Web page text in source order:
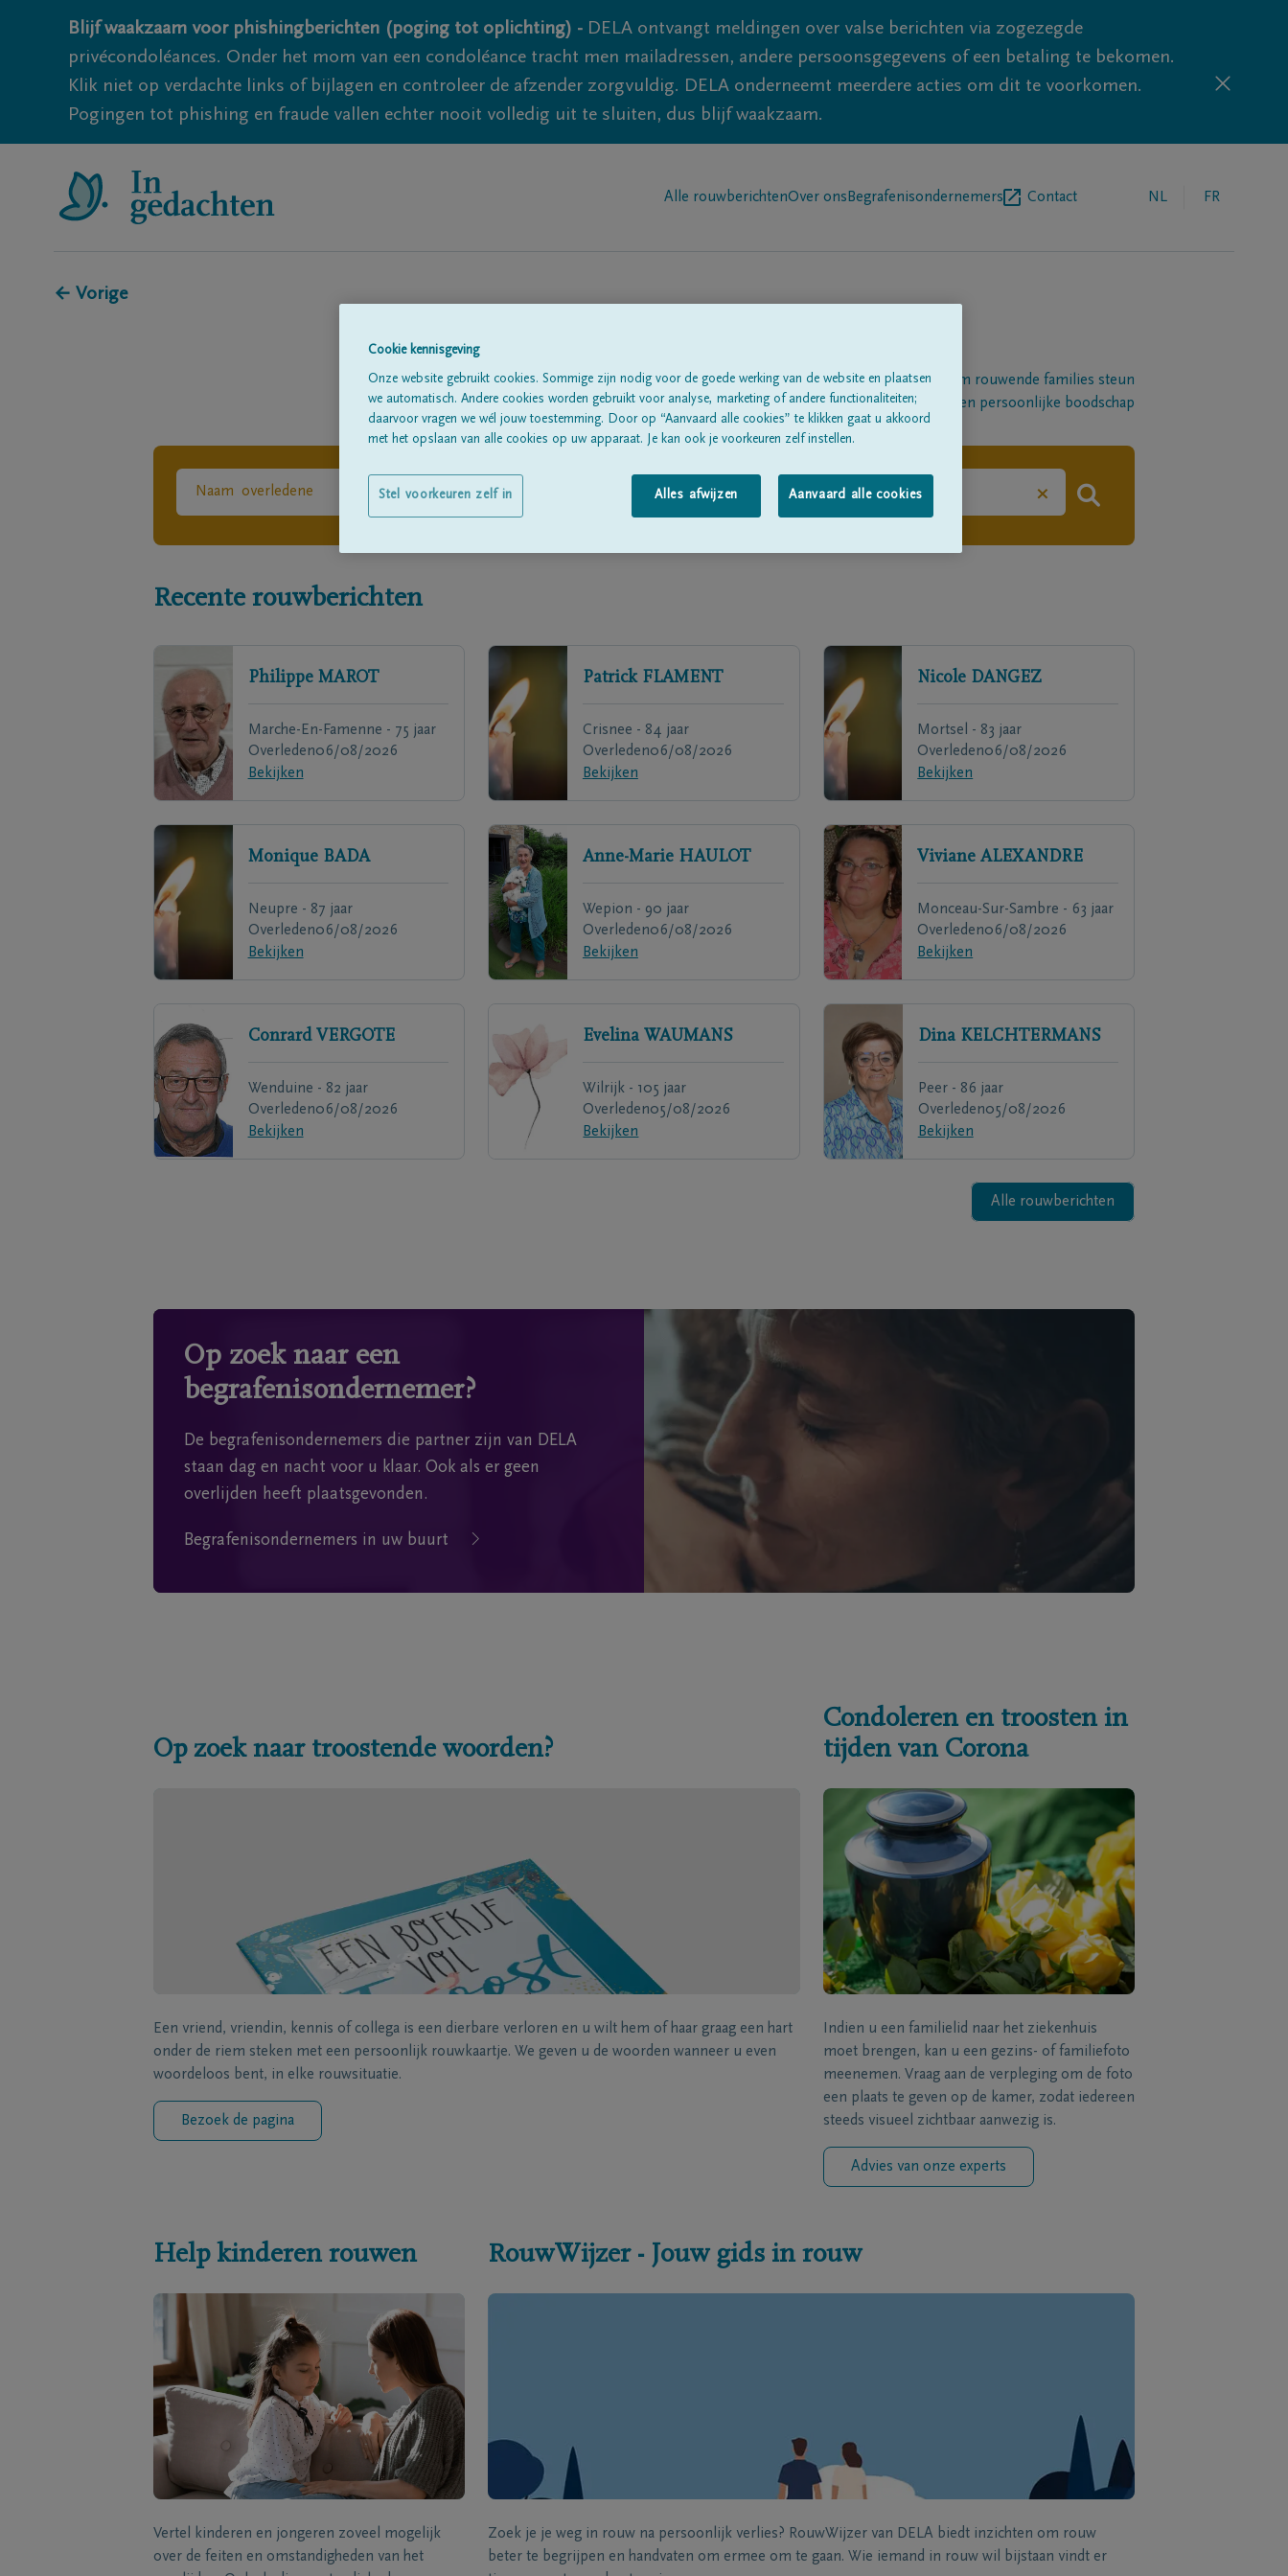
Blijf waakzaam voor phishingberichten (poging tot oplichting) - DELA ontvangt meldingen over valse berichten via zogezegde
privécondoléances. Onder het mom van een condoléance tracht men mailadressen, andere persoonsgegevens of een betaling te bekomen.
Klik niet op verdachte links of bijlagen en controleer de afzender zorgvuldig. DELA onderneemt meerdere acties om dit te voorkomen.
Pogingen tot phishing en fraude vallen echter nooit volledig uit te sluiten, dus blijf waakzaam.
Alle rouwberichtenOver ons Begrafenisondernemers Contact NL FR
← Vorige
Een platform om rouwende families steun
te betuigen met een persoonlijke boodschap
×
Recente rouwberichten
Philippe MAROT
Marche-En-Famenne - 75 jaar
Overleden06/08/2026
Bekijken
Patrick FLAMENT
Crisnee - 84 jaar
Overleden06/08/2026
Bekijken
Nicole DANGEZ
Mortsel - 83 jaar
Overleden06/08/2026
Bekijken
Monique BADA
Neupre - 87 jaar
Overleden06/08/2026
Bekijken
Anne-Marie HAULOT
Wepion - 90 jaar
Overleden06/08/2026
Bekijken
Viviane ALEXANDRE
Monceau-Sur-Sambre - 63 jaar
Overleden06/08/2026
Bekijken
Conrard VERGOTE
Wenduine - 82 jaar
Overleden06/08/2026
Bekijken
Evelina WAUMANS
Wilrijk - 105 jaar
Overleden05/08/2026
Bekijken
Dina KELCHTERMANS
Peer - 86 jaar
Overleden05/08/2026
Bekijken
Alle rouwberichten
Op zoek naar een
begrafenisondernemer?
De begrafenisondernemers die partner zijn van DELA
staan dag en nacht voor u klaar. Ook als er geen
overlijden heeft plaatsgevonden.
Begrafenisondernemers in uw buurt
Op zoek naar troostende woorden?
Een vriend, vriendin, kennis of collega is een dierbare verloren en u wilt hem of haar graag een hart
onder de riem steken met een persoonlijk rouwkaartje. We geven u de woorden wanneer u even
woordeloos bent, in elke rouwsituatie.
Bezoek de pagina
Condoleren en troosten in
tijden van Corona
Indien u een familielid naar het ziekenhuis
moet brengen, kan u een gezins- of familiefoto
meenemen. Vraag aan de verpleging om de foto
een plaats te geven op de kamer, zodat iedereen
steeds visueel zichtbaar aanwezig is.
Advies van onze experts
Help kinderen rouwen
Vertel kinderen en jongeren zoveel mogelijk
over de feiten en omstandigheden van het
RouwWijzer - Jouw gids in rouw
Zoek je je weg in rouw na persoonlijk verlies? RouwWijzer van DELA biedt inzichten om rouw
beter te begrijpen en handvaten om ermee om te gaan. Wie iemand in rouw wil bijstaan vindt er
Cookie kennisgeving
Onze website gebruikt cookies. Sommige zijn nodig voor de goede werking van de website en plaatsen
we automatisch. Andere cookies worden gebruikt voor analyse, marketing of andere functionaliteiten;
daarvoor vragen we wél jouw toestemming. Door op “Aanvaard alle cookies” te klikken gaat u akkoord
met het opslaan van alle cookies op uw apparaat. Je kan ook je voorkeuren zelf instellen.
Alles afwijzen Aanvaard alle cookies
Stel voorkeuren zelf in